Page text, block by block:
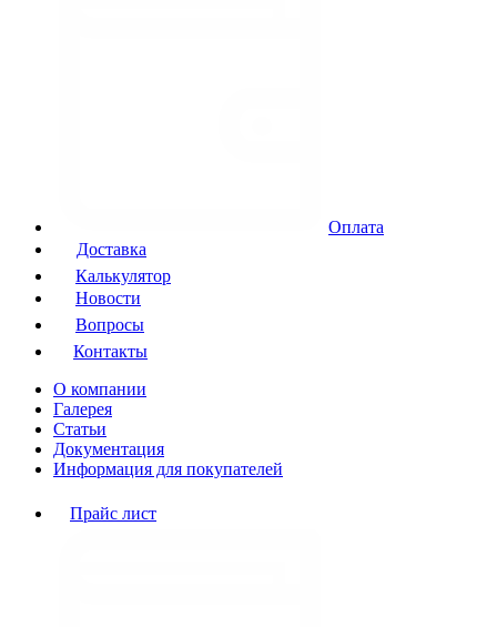
Оплата
Доставка
Калькулятор
Новости
Вопросы
Контакты
О компании
Галерея
Статьи
Документация
Информация для покупателей
Прайс лист